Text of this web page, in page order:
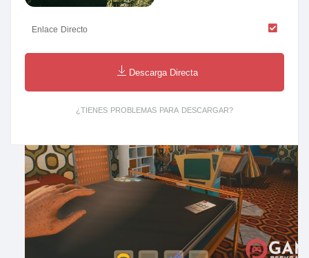
Enlace Directo
Descarga Directa
¿TIENES PROBLEMAS PARA DESCARGAR?